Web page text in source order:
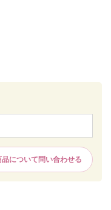
品について問い合わせる